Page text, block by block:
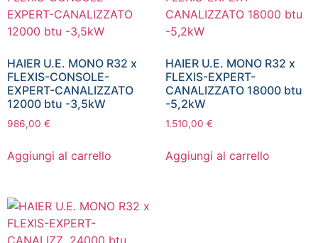
HAIER U.E. MONO R32 x
FLEXIS-CONSOLE-
EXPERT-CANALIZZATO
12000 btu -3,5kW
986,00 €
Aggiungi al carrello
HAIER U.E. MONO R32 x
FLEXIS-EXPERT-
CANALIZZATO 18000 btu
-5,2kW
1.510,00 €
Aggiungi al carrello